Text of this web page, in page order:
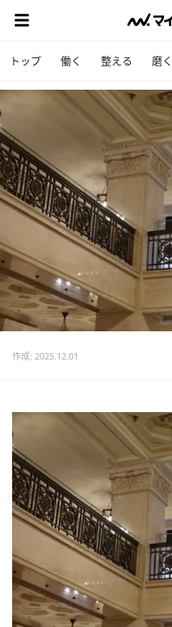
トップ 働く 整える 磨く
作成: 2025.12.01